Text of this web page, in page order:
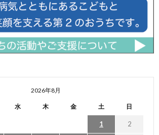
2026年8月
水 木 金 土 日
1 2